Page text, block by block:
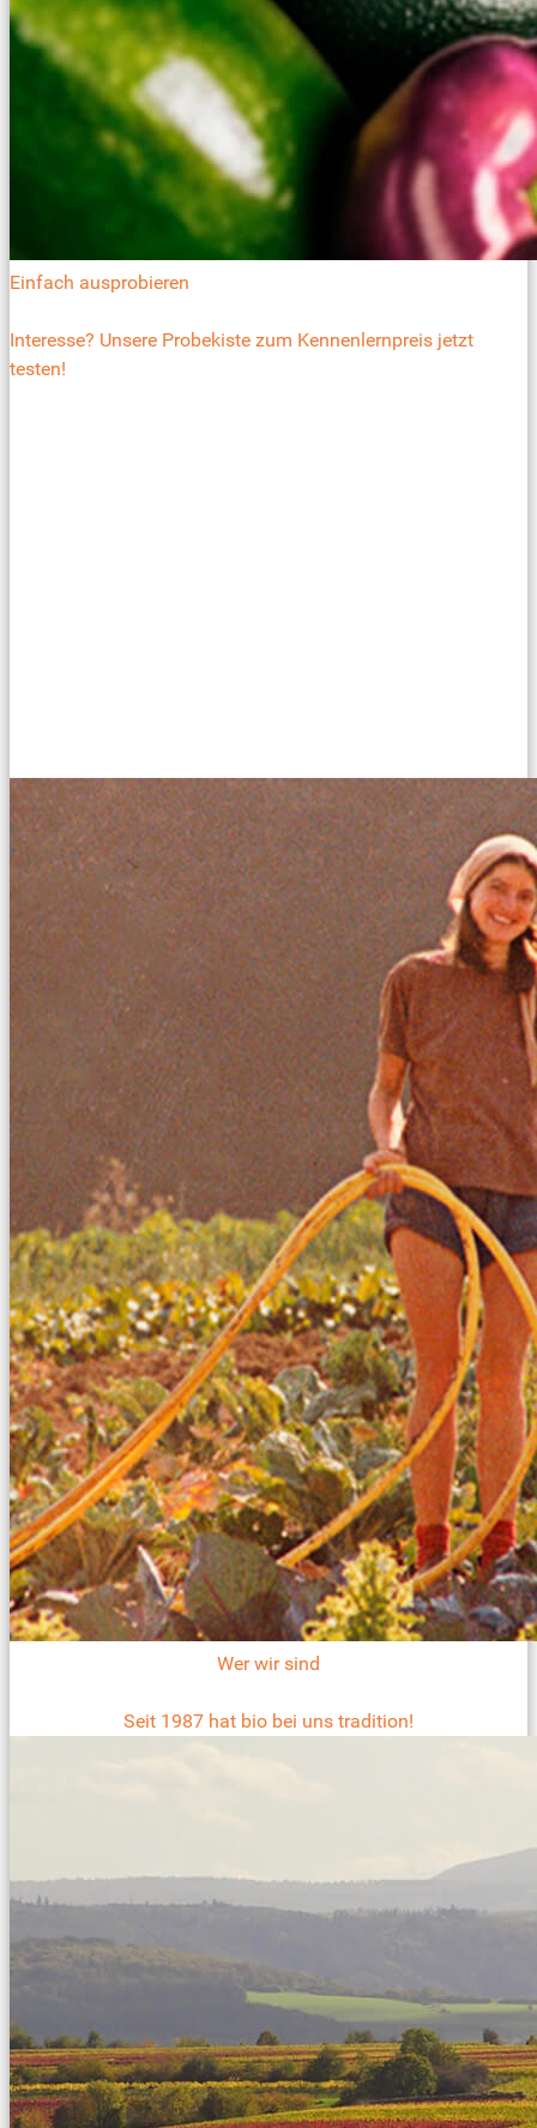
Einfach ausprobieren
Interesse? Unsere Probekiste zum Kennenlernpreis jetzt
testen!
Wer wir sind
Seit 1987 hat bio bei uns tradition!